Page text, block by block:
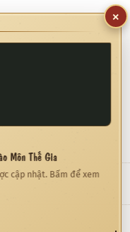
Key DX Việt Hóa
×
Môn Thế Gia
cập nhật. Bấm để xem